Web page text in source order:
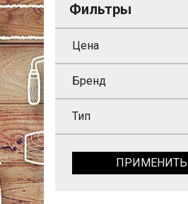
Фильтры
Цена
Бренд
Тип
ПРИМЕНИТЬ